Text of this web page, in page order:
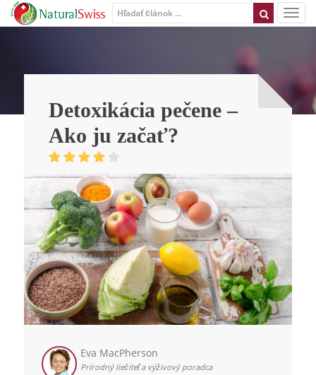
Detoxikácia pečene –
Ako ju začať?
Eva MacPherson
Prírodný liečiteľ a výživový poradca